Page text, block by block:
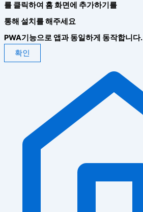
를 클릭하여 홈 화면에 추가하기를
통해 설치를 해주세요
PWA기능으로 앱과 동일하게 동작합니다.
확인